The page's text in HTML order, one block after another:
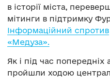
в історії міста,
мітинги в підтримку
Інформаційний спротив
«Медуза».
Як і під час попередніх
пройшли ходою